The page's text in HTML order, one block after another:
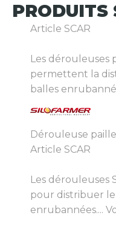
PRODUITS
Article SCAR
Les dérouleuses
permettent la
balles
Dérouleuse
Article SCAR
Les dérouleuses
pour distribuer le
enrubannées....